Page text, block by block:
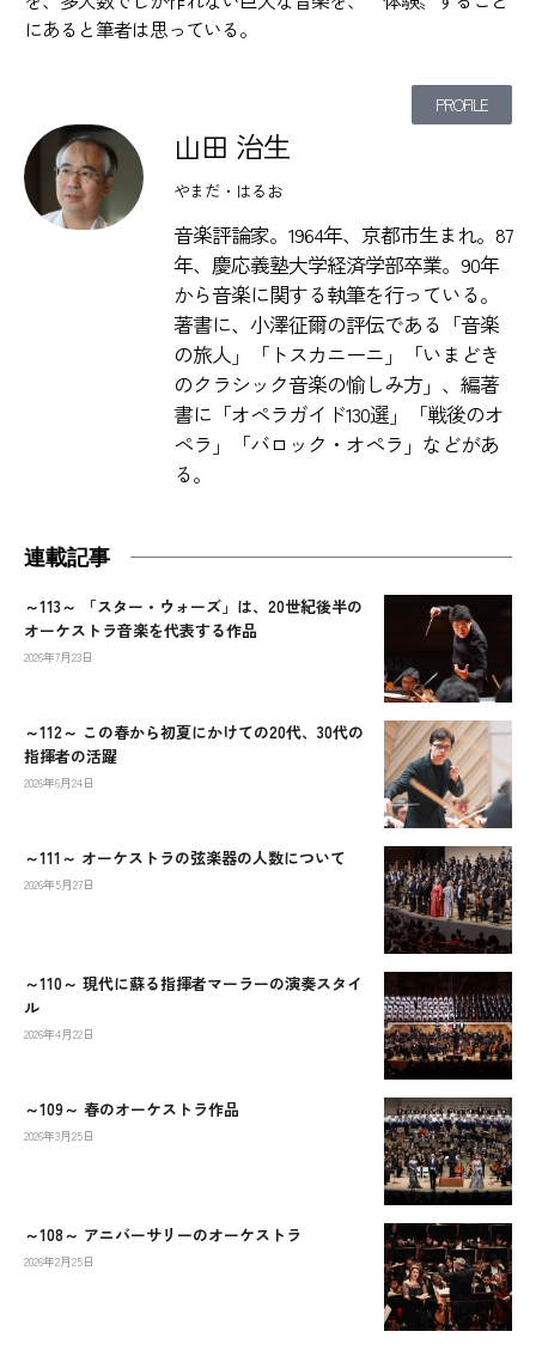
にあると筆者は思っている。
PROFILE
山田 治生
やまだ・はるお
音楽評論家。1964年、京都市生まれ。87
年、慶応義塾大学経済学部卒業。90年
から音楽に関する執筆を行っている。
著書に、小澤征爾の評伝である「音楽
の旅人」「トスカニーニ」「いまどき
のクラシック音楽の愉しみ方」、編著
書に「オペラガイド130選」「戦後のオ
ペラ」「バロック・オペラ」などがあ
る。
連載記事
～113～ 「スター・ウォーズ」は、20世紀後半の
オーケストラ音楽を代表する作品
2026年7月23日
～112～ この春から初夏にかけての20代、30代の
指揮者の活躍
2026年6月24日
～111～ オーケストラの弦楽器の人数について
2026年5月27日
～110～ 現代に蘇る指揮者マーラーの演奏スタイ
ル
2026年4月22日
～109～ 春のオーケストラ作品
2026年3月25日
～108～ アニバーサリーのオーケストラ
2026年2月25日